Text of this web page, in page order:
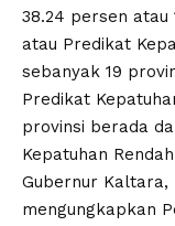
38.24 persen atau
atau Predikat
sebanyak 19
Predikat
provinsi berada
Kepatuhan
Gubernur Kaltara,
mengungkapkan